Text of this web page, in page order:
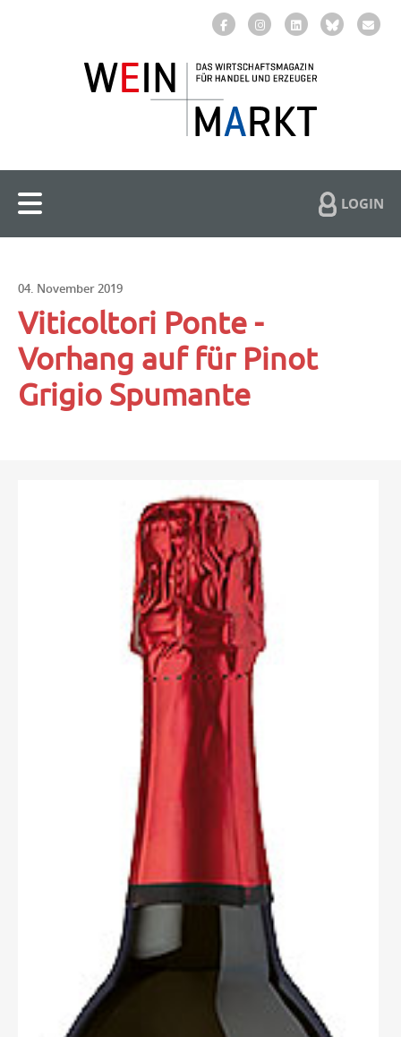
LOGIN
04. November 2019
Viticoltori Ponte -
Vorhang auf für Pinot
Grigio Spumante